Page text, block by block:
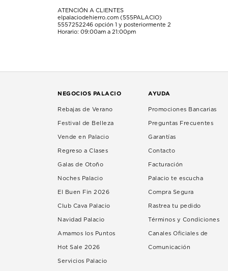
ATENCIÓN A CLIENTES
elpalaciodehierro.com (555PALACIO)
5557252246 opción 1 y posteriormente 2
Horario: 09:00am a 21:00pm
NEGOCIOS PALACIO
Rebajas de Verano
Festival de Belleza
Vende en Palacio
Regreso a Clases
Galas de Otoño
Noches Palacio
El Buen Fin 2026
Club Cava Palacio
Navidad Palacio
Amamos los Puntos
Hot Sale 2026
Servicios Palacio
AYUDA
Promociones Bancarias
Preguntas Frecuentes
Garantías
Contacto
Facturación
Palacio te escucha
Compra Segura
Rastrea tu pedido
Términos y Condiciones
Canales Oficiales de
Comunicación